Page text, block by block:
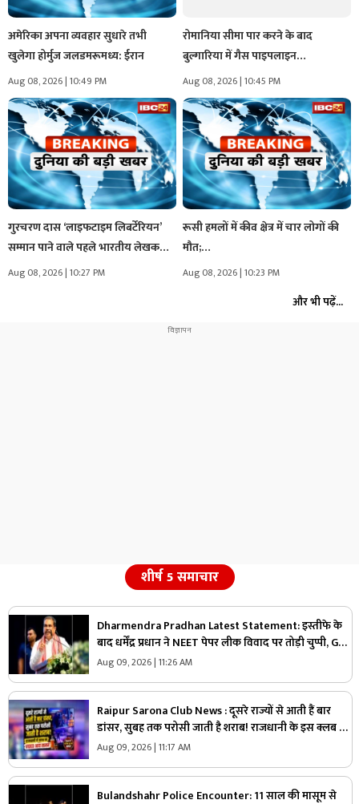
अमेरिका अपना व्यवहार सुधारे तभी
खुलेगा होर्मुज जलडमरूमध्य: ईरान
Aug 08, 2026 | 10:49 PM
रोमानिया सीमा पार करने के बाद
बुल्गारिया में गैस पाइपलाइन…
Aug 08, 2026 | 10:45 PM
गुरचरण दास ‘लाइफटाइम लिबर्टेरियन’
सम्मान पाने वाले पहले भारतीय लेखक…
Aug 08, 2026 | 10:27 PM
रूसी हमलों में कीव क्षेत्र में चार लोगों की
मौत;…
Aug 08, 2026 | 10:23 PM
और भी पढ़ें...
शीर्ष 5 समाचार
Dharmendra Pradhan Latest Statement: इस्तीफे के
बाद धर्मेंद्र प्रधान ने NEET पेपर लीक विवाद पर तोड़ी चुप्पी, Gen
Z को लेकर कह दी ये बड़ी बात
Aug 09, 2026 | 11:26 AM
Raipur Sarona Club News : दूसरे राज्यों से आती हैं बार
डांसर, सुबह तक परोसी जाती है शराब! राजधानी के इस क्लब का
VIDEO सामने आते ही मचा हड़कंप
Aug 09, 2026 | 11:17 AM
Bulandshahr Police Encounter: 11 साल की मासूम से